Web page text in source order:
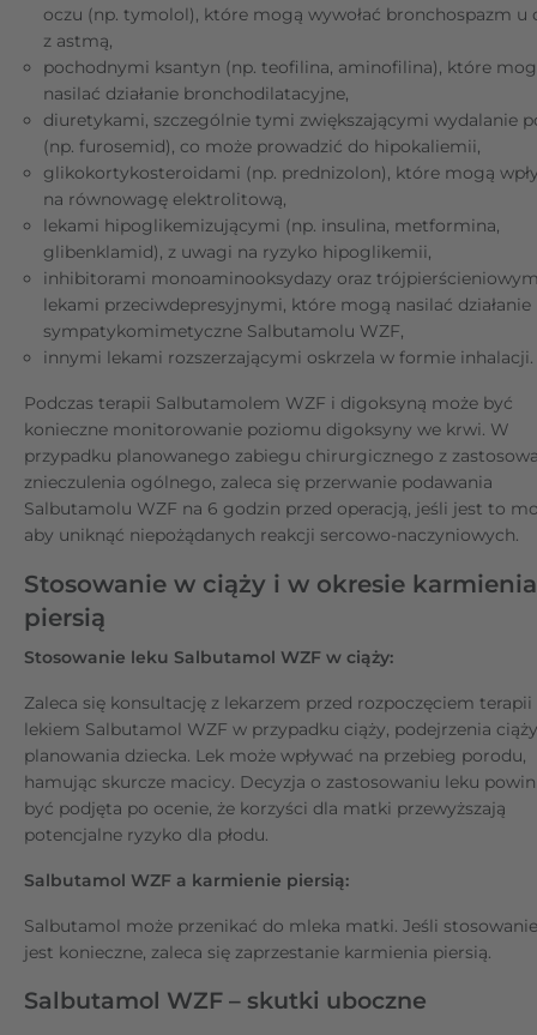
oczu (np. tymolol), które mogą wywołać bronchospazm u
z astmą,
pochodnymi ksantyn (np. teofilina, aminofilina), które
nasilać działanie bronchodilatacyjne,
diuretykami, szczególnie tymi zwiększającymi wydalanie
(np. furosemid), co może prowadzić do hipokaliemii,
glikokortykosteroidami (np. prednizolon), które mogą
na równowagę elektrolitową,
lekami hipoglikemizującymi (np. insulina, metformina,
glibenklamid), z uwagi na ryzyko hipoglikemii,
inhibitorami monoaminooksydazy oraz
lekami przeciwdepresyjnymi, które mogą nasilać działanie
sympatykomimetyczne Salbutamolu WZF,
innymi lekami rozszerzającymi oskrzela w formie inhalacji.
Podczas terapii Salbutamolem WZF i digoksyną może być
konieczne monitorowanie poziomu digoksyny we krwi. W
przypadku planowanego zabiegu chirurgicznego z
znieczulenia ogólnego, zaleca się przerwanie podawania
Salbutamolu WZF na 6 godzin przed operacją, jeśli jest to
aby uniknąć niepożądanych reakcji sercowo-naczyniowych.
Stosowanie w ciąży i w okresie karmienia
piersią
Stosowanie leku Salbutamol WZF w ciąży:
Zaleca się konsultację z lekarzem przed rozpoczęciem terapii
lekiem Salbutamol WZF w przypadku ciąży, podejrzenia
planowania dziecka. Lek może wpływać na przebieg porodu,
hamując skurcze macicy. Decyzja o zastosowaniu leku
być podjęta po ocenie, że korzyści dla matki przewyższają
potencjalne ryzyko dla płodu.
Salbutamol WZF a karmienie piersią:
Salbutamol może przenikać do mleka matki. Jeśli
jest konieczne, zaleca się zaprzestanie karmienia piersią.
Salbutamol WZF – skutki uboczne